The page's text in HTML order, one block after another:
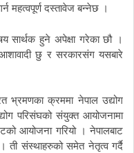
महत्वपूर्ण दस्तावेज बन्नेछ ।
सार्थक हुने अपेक्षा गरेका छौ
।
छु र सरकारसंग यसबारे
भ्रमणका क्रममा नेपाल उद्योग
परिसंघको संयुक्त आयोजनामा
आयोजना गरियो । नेपालबाट
। ती संस्थाहरुको समेत नेतृत्व गर्दै